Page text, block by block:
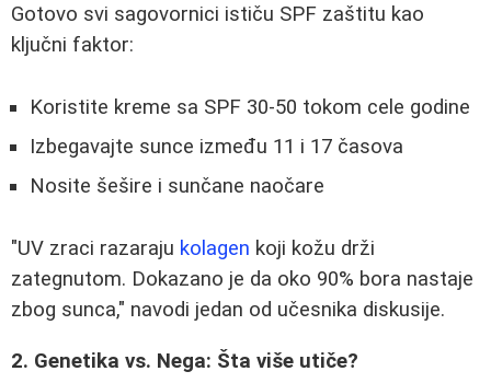
Gotovo svi sagovornici ističu SPF zaštitu kao
ključni faktor:
Koristite kreme sa SPF 30-50 tokom cele godine
Izbegavajte sunce između 11 i 17 časova
Nosite šešire i sunčane naočare
"UV zraci razaraju kolagen koji kožu drži
zategnutom. Dokazano je da oko 90% bora nastaje
zbog sunca," navodi jedan od učesnika diskusije.
2. Genetika vs. Nega: Šta više utiče?